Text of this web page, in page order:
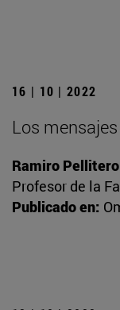
16 | 10 | 2022
Los
Ramiro Pellitero
Profesor de la
Publicado en: